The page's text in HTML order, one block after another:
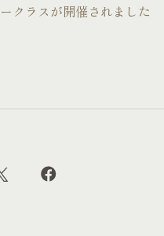
クラスが開催されました